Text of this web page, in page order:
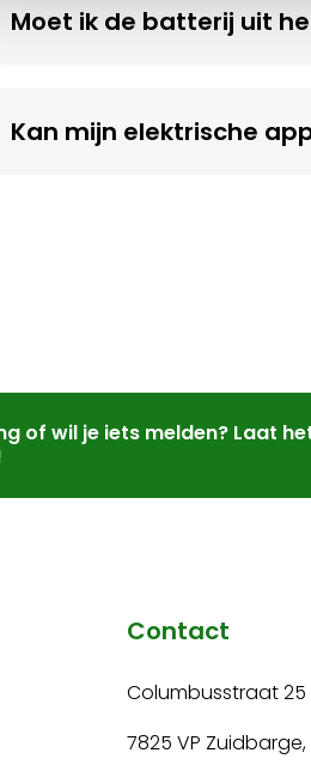
Moet ik de batterij uit
Kan mijn elektrische
of wil je iets melden? Laat
Contact
Columbusstraat 25
7825 VP Zuidbarge,